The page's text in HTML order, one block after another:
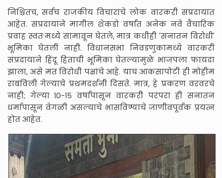
निश्चितच, सर्वच राजकीय विचारांचे लोक वारकरी संप्रदायात
आहेत. संप्रदायाने मागील शेकडो वर्षांत अनेक नवे वैचारिक
प्रवाह स्वतःमध्ये सामावून घेतले, मात्र कधीही 'सनातन विरोधी'
भूमिका घेतली नाही. विधानसभा निवडणुकांमध्ये वारकरी
संप्रदायाने हिंदू हिताची भूमिका घेतल्यामुळे भाजपला फायदा
झाला, असे मत विरोधी पक्षांचे आहे. याच आकसापोटी ही मोहीम
राबविली गेल्याचे प्रथमदर्शनी दिसते. मात्र, हे प्रकरण वरवरचे
नाही; गेल्या १०-१५ वर्षांपासून वारकरी परंपरा ही सनातन
धर्मापासून वेगळी असल्याचे भासविण्याचे जाणीवपूर्वक प्रयत्न
होत आहेत.